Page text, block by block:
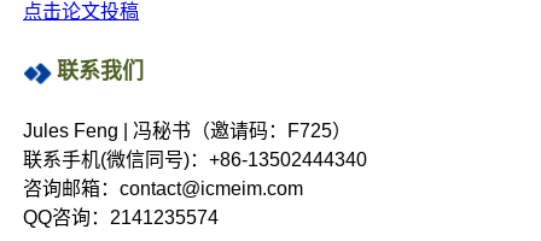
点击论文投稿
联系我们
Jules Feng | 冯秘书（邀请码：F725）
联系手机(微信同号)：+86-13502444340
咨询邮箱：contact@icmeim.com
QQ咨询：2141235574